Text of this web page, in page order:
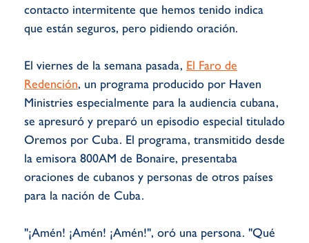
contacto intermitente que hemos tenido indica
que están seguros, pero pidiendo oración.
El viernes de la semana pasada, El Faro de
Redención, un programa producido por Haven
Ministries especialmente para la audiencia cubana,
se apresuró y preparó un episodio especial titulado
Oremos por Cuba. El programa, transmitido desde
la emisora 800AM de Bonaire, presentaba
oraciones de cubanos y personas de otros países
para la nación de Cuba.
"¡Amén! ¡Amén! ¡Amén!", oró una persona. "Qué